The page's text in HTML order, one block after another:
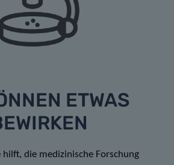
ETWAS
hilft, die medizinische Forschung